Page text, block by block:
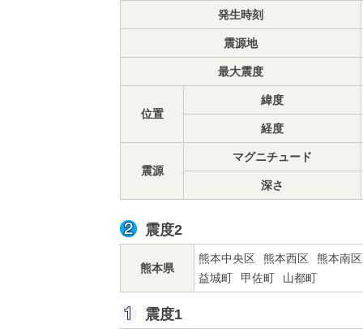
発生時刻
震源地
最大震度
位置
緯度
経度
震源
マグニチュード
深さ
震度2
熊本県
熊本中央区 熊本西区 熊本南区
益城町
甲佐町 山都町
震度1